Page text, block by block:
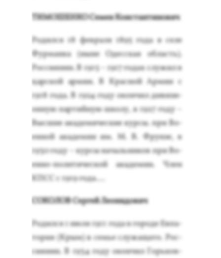
ТИ­МОШЕН­КО Се­мен Кон­стан­ти­нович
Ро­дил­ся 18 фев­ра­ля 1895 го­да в се­ле
Фур­манка (ны­не Одес­ская об­ласть).
Рос­си­янин. В 1915 – 1917 го­дах слу­жил в
цар­ской ар­мии. В Крас­ной Ар­мии с
1918 го­да. В 1924 го­ду окон­чил ди­визи­
он­ную пар­тий­ную шко­лу, в 1927 го­ду –
Выс­шие ака­деми­чес­кие кур­сы. при Во­
ен­ной ака­демии им. М. В. Фрун­зе, в
1930 го­ду – кур­сы на­чаль­ни­ков при Во­
ен­но-по­лити­чес­кой ака­демии. Член
КПСС с 1919 го­да....
СО­КОЛОВ Сер­гей Ле­они­дович
Ро­дил­ся 1 и­юля 1911 го­да в го­роде Ев­па­
тория (Крым) в семье слу­жаще­го. Рос­
си­янин. В 1934 го­ду окон­чил Горь­ков­